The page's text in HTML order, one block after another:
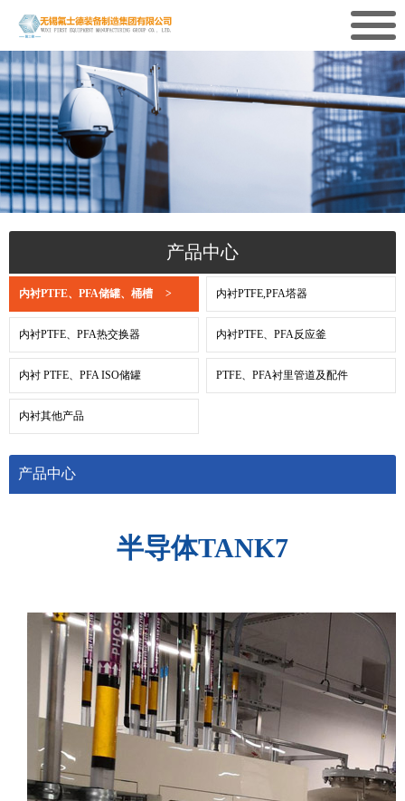
产品中心
内衬PTFE、PFA储罐、桶槽 > 内衬PTFE,PFA塔器
内衬PTFE、PFA热交换器 内衬PTFE、PFA反应釜
内衬 PTFE、PFA ISO储罐 PTFE、PFA衬里管道及配件
内衬其他产品
产品中心
半导体TANK7